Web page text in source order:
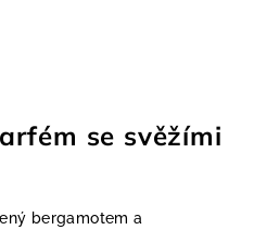
se svěžími
bergamotem a